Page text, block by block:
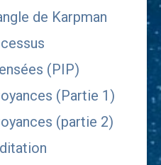
de Karpman
(PIP)
(Partie 1)
(partie 2)